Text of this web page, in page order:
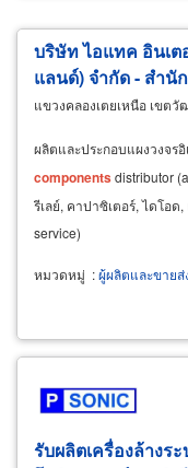
บริษัท ไอแทค อินเ
แลนด์) จำกัด - สำนั
แขวงคลองเตยเหนือ เขต
ผลิตและประกอบแผงวงจร
componentsdistributor
รีเลย์, คาปาซิเตอร์, ไดโอ
service)
หมวดหมู่ :ผู้ผลิตและขายส่
รับผลิตเครื่องล้างร